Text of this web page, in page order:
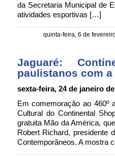
da Secretaria Municipal de
atividades esportivas […]
quinta-feira, 6 de
Jaguaré:
paulistanos com
sexta-feira, 24 de janeiro de
Em comemoração ao 460º
Cultural do Continental
gratuita Mão da América,
Robert Richard, presidente
Contemporâneos. A mostra